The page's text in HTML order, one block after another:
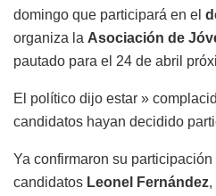
domingo que participará en el
organiza la Asociación de
pautado para el 24 de abril
El político dijo estar »
candidatos hayan decidido
Ya confirmaron su participación
candidatos Leonel Fernández,